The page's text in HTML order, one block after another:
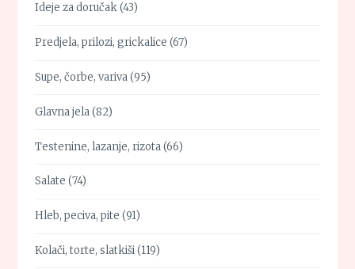
Ideje za doručak(43)
Predjela, prilozi, grickalice (67)
Supe, čorbe, variva(95)
Glavna jela(82)
Testenine, lazanje, rizota(66)
Salate (74)
Hleb, peciva, pite (91)
Kolači, torte, slatkiši(119)